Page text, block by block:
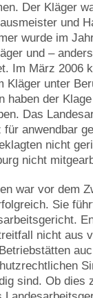
Der Kläger
und
wurde im
und –
Im März 2006
Kläger unter
haben der
Das
für anwendbar
nicht
nicht
war vor dem
Sie
nicht aus
sind. Ob dies